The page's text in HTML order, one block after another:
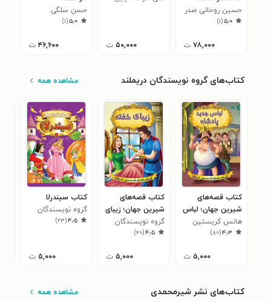
صادقی تهرانی
حسین روحانی صدر
۵٫۰(۱)
۷۸,۰۰۰ ت ۵۰,۰۰۰ ت
حسن سلگی
۵٫۰(۱)
۴۶,۶۰۰ ت
کتاب‌های گروه نویسندگان دریملند مشاهده همه
کتاب قصه‌های
شیرین جهان؛ لباس
جدید پادشاه
هانس کریستین
اندرسن
۴٫۳(۸۰)
۵,۰۰۰ ت
کتاب قصه‌های
شیرین جهان؛ زیبای
خفته
گروه نویسندگان
دریملند
۴٫۵(۲۰)
۵,۰۰۰ ت
کتاب سیندرلا
گروه نویسندگان
دریملند
۴٫۵(۲۳)
۵,۰۰۰ ت
کتاب‌های نشر شیرمحمدی مشاهده همه